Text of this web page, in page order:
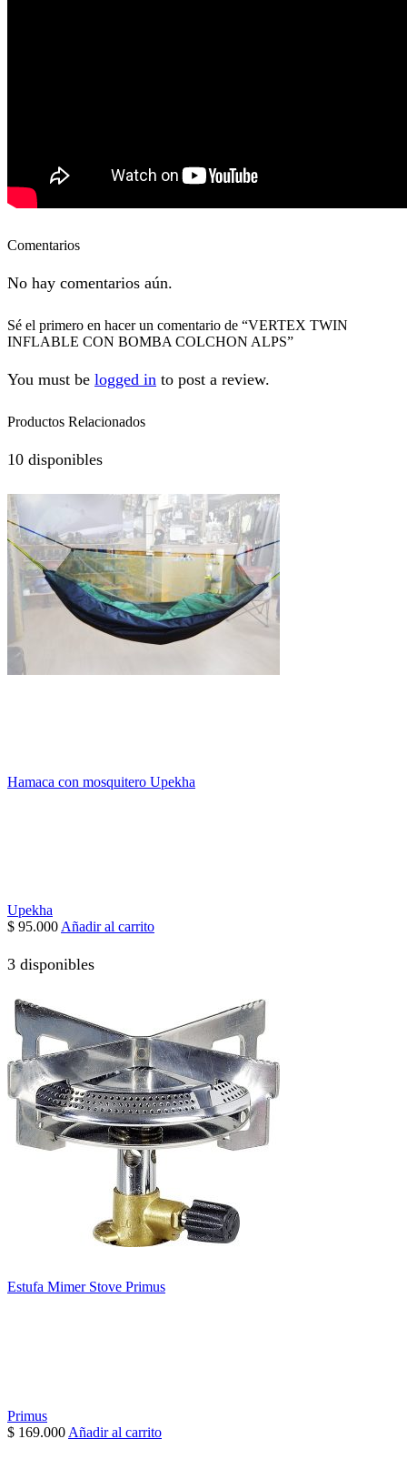
Comentarios
No hay comentarios aún.
Sé el primero en hacer un comentario de “VERTEX TWIN
INFLABLE CON BOMBA COLCHON ALPS”
You must be logged in to post a review.
Productos Relacionados
10 disponibles
Hamaca con mosquitero Upekha
Upekha
$ 95.000 Añadir al carrito
3 disponibles
Estufa Mimer Stove Primus
Primus
$ 169.000 Añadir al carrito